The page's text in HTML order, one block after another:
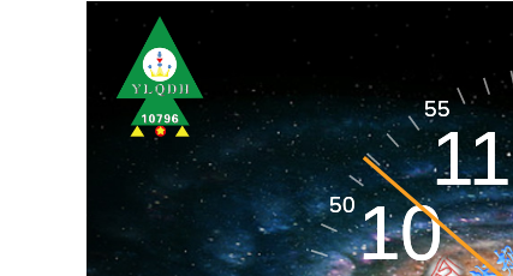
宇宙信息​
新旧农业
50
55
10
11
50
55
10
11